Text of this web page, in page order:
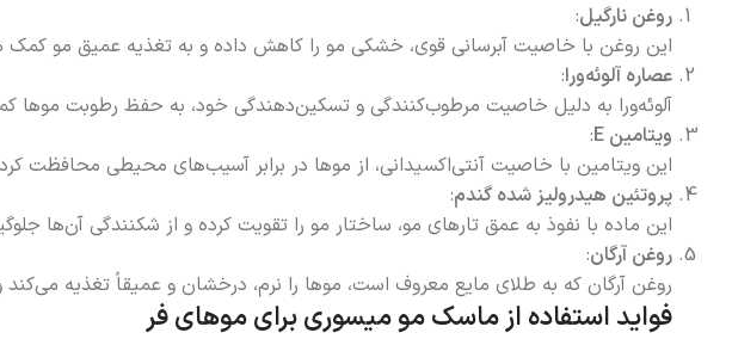
روغن نارگیل:
این روغن با خاصیت آبرسانی قوی، خشکی مو را کاهش داده و به تغذیه عمیق مو
عصاره آلوئه‌ورا:
آلوئه‌ورا به دلیل خاصیت مرطوب‌کنندگی و تسکین‌دهندگی خود، به حفظ رطوبت موها
ویتامین E :
این ویتامین با خاصیت آنتی‌اکسیدانی، از موها در برابر آسیب‌های محیطی محافظت
پروتئین هیدرولیز شده گندم:
این ماده با نفوذ به عمق تارهای مو، ساختار مو را تقویت کرده و از شکنندگی آن‌ها
روغن آرگان:
روغن آرگان که به طلای مایع معروف است، موها را نرم، درخشان و عمیقاً تغذیه می‌کند
فواید استفاده از ماسک مو میسوری برای موهای فر